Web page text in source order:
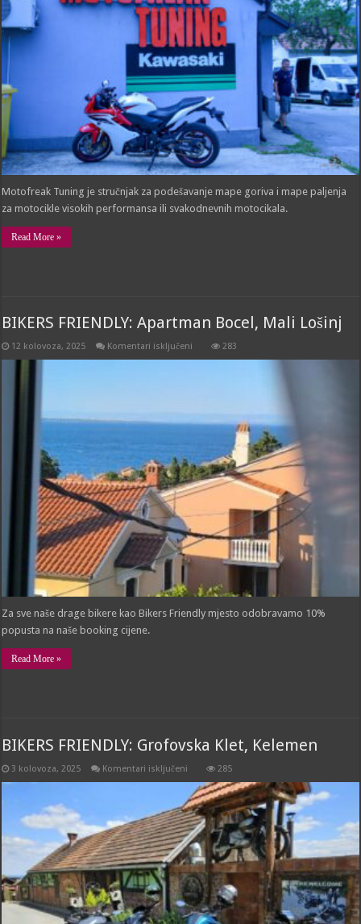
Motofreak Tuning je stručnjak za podešavanje mape goriva i mape paljenja
za motocikle visokih performansa ili svakodnevnih motocikala.
Read More »
BIKERS FRIENDLY: Apartman Bocel, Mali Lošinj
12 kolovoza, 2025 Komentari isključeni 283
Za sve naše drage bikere kao Bikers Friendly mjesto odobravamo 10%
popusta na naše booking cijene.
Read More »
BIKERS FRIENDLY: Grofovska Klet, Kelemen
3 kolovoza, 2025 Komentari isključeni
FRIENDLY:
Grofovska
Klet,
Kelemen
285